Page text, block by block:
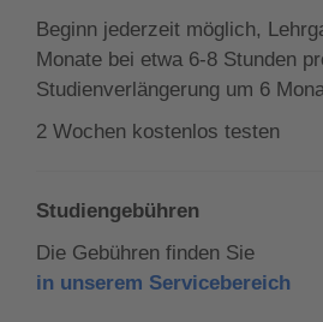
Beginn jederzeit möglich,
Monate bei etwa 6-8 Stunden
Studienverlängerung um 6
2 Wochen kostenlos testen
Studiengebühren
Die Gebühren finden Sie
in unserem Servicebereich